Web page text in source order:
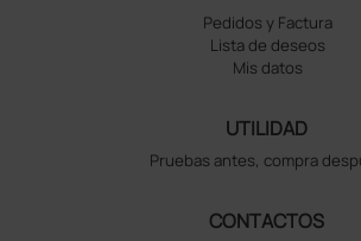
Pedidos y Factura
Lista de deseos
Mis datos
UTILIDAD
Pruebas antes, compra
CONTACTOS